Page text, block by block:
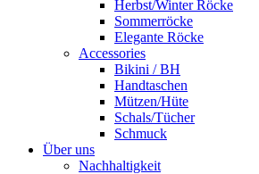
Herbst/Winter Röcke
Sommerröcke
Elegante Röcke
Accessories
Bikini / BH
Handtaschen
Mützen/Hüte
Schals/Tücher
Schmuck
Über uns
Nachhaltigkeit